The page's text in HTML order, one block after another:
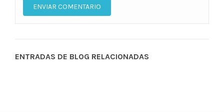
ENTRADAS DE BLOG RELACIONADAS